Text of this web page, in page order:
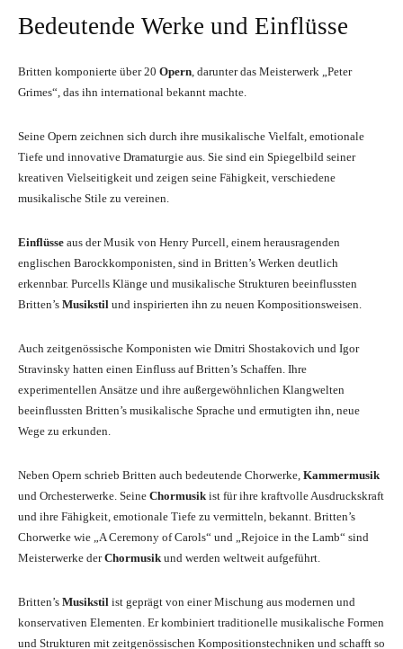
Bedeutende Werke und Einflüsse
Britten komponierte über 20 Opern, darunter das Meisterwerk „Peter
Grimes“, das ihn international bekannt machte.
Seine Opern zeichnen sich durch ihre musikalische Vielfalt, emotionale
Tiefe und innovative Dramaturgie aus. Sie sind ein Spiegelbild seiner
kreativen Vielseitigkeit und zeigen seine Fähigkeit, verschiedene
musikalische Stile zu vereinen.
Einflüsse aus der Musik von Henry Purcell, einem herausragenden
englischen Barockkomponisten, sind in Britten’s Werken deutlich
erkennbar. Purcells Klänge und musikalische Strukturen beeinflussten
Britten’s Musikstil und inspirierten ihn zu neuen Kompositionsweisen.
Auch zeitgenössische Komponisten wie Dmitri Shostakovich und Igor
Stravinsky hatten einen Einfluss auf Britten’s Schaffen. Ihre
experimentellen Ansätze und ihre außergewöhnlichen Klangwelten
beeinflussten Britten’s musikalische Sprache und ermutigten ihn, neue
Wege zu erkunden.
Neben Opern schrieb Britten auch bedeutende Chorwerke, Kammermusik
und Orchesterwerke. Seine Chormusik ist für ihre kraftvolle Ausdruckskraft
und ihre Fähigkeit, emotionale Tiefe zu vermitteln, bekannt. Britten’s
Chorwerke wie „A Ceremony of Carols“ und „Rejoice in the Lamb“ sind
Meisterwerke derChormusik und werden weltweit aufgeführt.
Britten’s Musikstil ist geprägt von einer Mischung aus modernen und
konservativen Elementen. Er kombiniert traditionelle musikalische Formen
und Strukturen mit zeitgenössischen Kompositionstechniken und schafft so